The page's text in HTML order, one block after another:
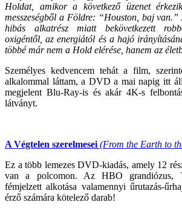
Holdat, amikor a következő üzenet
messzeségből a Földre: “Houston, baj
hibás alkatrész miatt bekövetkezett
oxigéntől, az energiától és a hajó
többé már nem a Hold elérése, hanem az
Személyes kedvencem tehát a film,
alkalommal láttam, a DVD a mai napig itt
megjelent Blu-Ray-is és akár 4K-s
látványt.
A Végtelen szerelmesei (From the Earth to
Ez a több lemezes DVD-kiadás, amely 12
van a polcomon. Az HBO grandiózus,
fémjelzett alkotása valamennyi űrutazás-
érző számára kötelező darab!